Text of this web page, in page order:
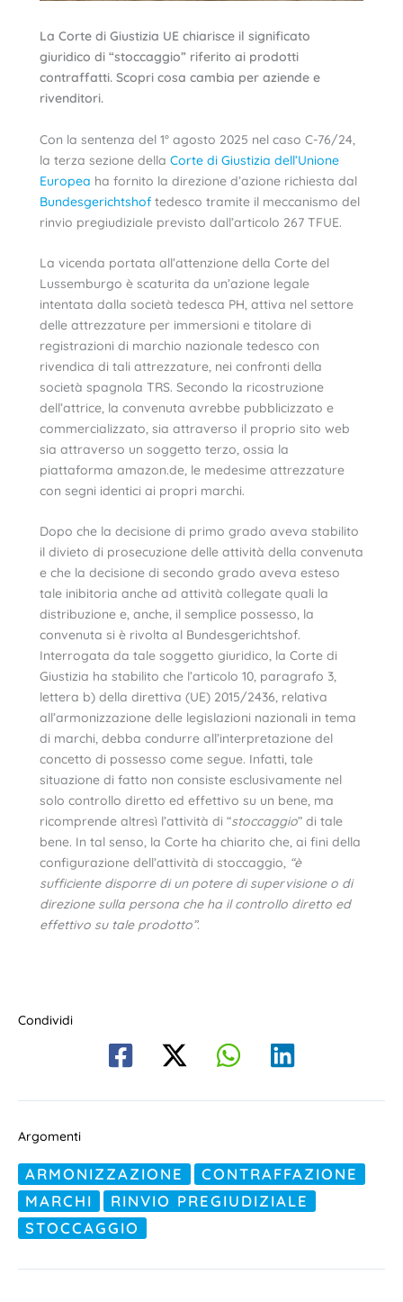
La Corte di Giustizia UE chiarisce il significato
giuridico di “stoccaggio” riferito ai prodotti
contraffatti. Scopri cosa cambia per aziende e
rivenditori.
Con la sentenza del 1° agosto 2025 nel caso C-76/24,
la terza sezione della Corte di Giustizia dell’Unione
Europea ha fornito la direzione d’azione richiesta dal
Bundesgerichtshof tedesco tramite il meccanismo del
rinvio pregiudiziale previsto dall’articolo 267 TFUE.
La vicenda portata all’attenzione della Corte del
Lussemburgo è scaturita da un’azione legale
intentata dalla società tedesca PH, attiva nel settore
delle attrezzature per immersioni e titolare di
registrazioni di marchio nazionale tedesco con
rivendica di tali attrezzature, nei confronti della
società spagnola TRS. Secondo la ricostruzione
dell’attrice, la convenuta avrebbe pubblicizzato e
commercializzato, sia attraverso il proprio sito web
sia attraverso un soggetto terzo, ossia la
piattaforma amazon.de, le medesime attrezzature
con segni identici ai propri marchi.
Dopo che la decisione di primo grado aveva stabilito
il divieto di prosecuzione delle attività della convenuta
e che la decisione di secondo grado aveva esteso
tale inibitoria anche ad attività collegate quali la
distribuzione e, anche, il semplice possesso, la
convenuta si è rivolta al Bundesgerichtshof.
Interrogata da tale soggetto giuridico, la Corte di
Giustizia ha stabilito che l’articolo 10, paragrafo 3,
lettera b) della direttiva (UE) 2015/2436, relativa
all’armonizzazione delle legislazioni nazionali in tema
di marchi, debba condurre all’interpretazione del
concetto di possesso come segue. Infatti, tale
situazione di fatto non consiste esclusivamente nel
solo controllo diretto ed effettivo su un bene, ma
ricomprende altresì l’attività di “stoccaggio” di tale
bene. In tal senso, la Corte ha chiarito che, ai fini della
configurazione dell’attività di stoccaggio, “è
sufficiente disporre di un potere di supervisione o di
direzione sulla persona che ha il controllo diretto ed
effettivo su tale prodotto”.
Condividi
Argomenti
ARMONIZZAZIONE
CONTRAFFAZIONE
MARCHI
RINVIO PREGIUDIZIALE
STOCCAGGIO